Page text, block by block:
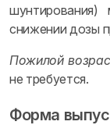
шунтирования)
снижении дозы
Пожилой
не требуется.
Форма